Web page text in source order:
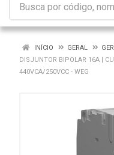
INÍCIO GERAL
DISJUNTOR BIPOLAR 16A |
440VCA/250VCC - WEG